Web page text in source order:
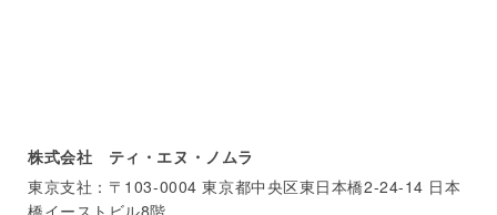
株式会社 ティ・エヌ・ノムラ
東京支社：〒103-0004 東京都中央区東日本橋2-24-14 日本
橋イーストビル8階